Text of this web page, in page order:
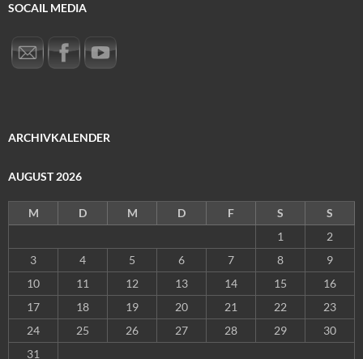
SOCAIL MEDIA
ARCHIVKALENDER
AUGUST 2026
M D M D F S
S
1
2
3
4 5 6 7 8
9
10
11 12 13 14 15
16
17
18 19 20 21 22
23
24
25 26 27 28 29
30
31